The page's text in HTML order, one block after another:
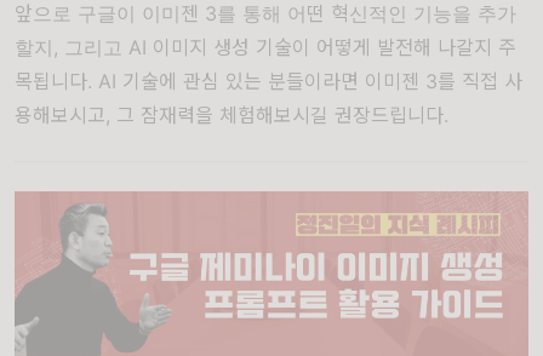
앞으로 구글이 이미젠 3를 통해 어떤 혁신적인 기능을 추가
할지, 그리고 AI 이미지 생성 기술이 어떻게 발전해 나갈지 주
목됩니다. AI 기술에 관심 있는 분들이라면 이미젠 3를 직접 사
용해보시고, 그 잠재력을 체험해보시길 권장드립니다.